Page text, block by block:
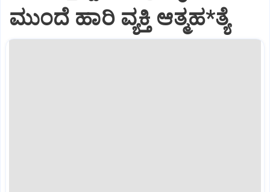
ಮುಂದೆ ಹಾರಿ ವ್ಯಕ್ತಿ ಆತ್ಮಹ*ತ್ಯೆ